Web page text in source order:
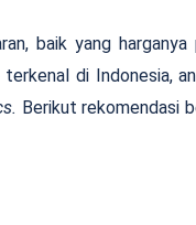
baik yang harganya
di Indonesia,
Berikut rekomendasi